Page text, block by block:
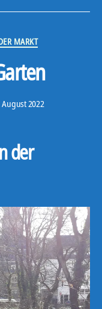
MARKT
August 2022
der